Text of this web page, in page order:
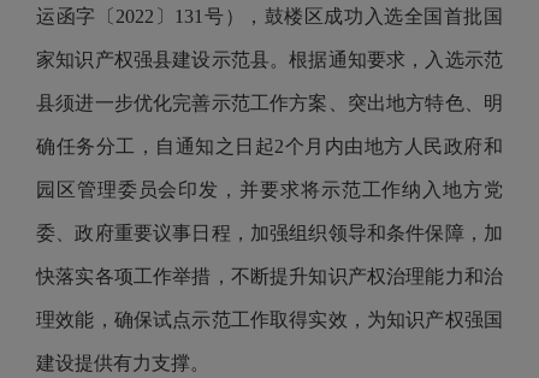
运函字〔2022〕131号），鼓楼区成功入选全国首批国
家知识产权强县建设示范县。根据通知要求，入选示范
县须进一步优化完善示范工作方案、突出地方特色、明
确任务分工，自通知之日起2个月内由地方人民政府和
园区管理委员会印发，并要求将示范工作纳入地方党
委、政府重要议事日程，加强组织领导和条件保障，加
快落实各项工作举措，不断提升知识产权治理能力和治
理效能，确保试点示范工作取得实效，为知识产权强国
建设提供有力支撑。